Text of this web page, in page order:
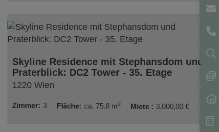
Skyline Residence mit Stephansdom und
Praterblick: DC2 Tower - 35. Etage
1220 Wien
Zimmer 3 Fläche ca. 75,8 m2 Miete 3.000,00 €